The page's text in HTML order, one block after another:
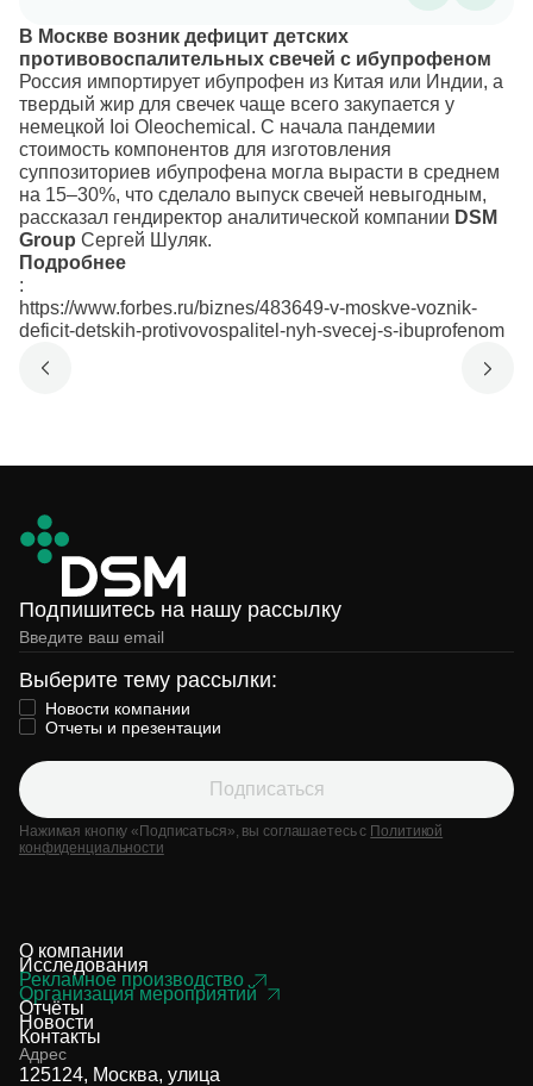
В Москве возник дефицит детских
противовоспалительных свечей с ибупрофеном
Россия импортирует ибупрофен из Китая или Индии, а
твердый жир для свечек чаще всего закупается у
немецкой Ioi Oleochemical. С начала пандемии
стоимость компонентов для изготовления
суппозиториев ибупрофена могла вырасти в среднем
на 15–30%, что сделало выпуск свечей невыгодным,
рассказал гендиректор аналитической компании DSM
Group Сергей Шуляк.
Подробнее
:
https://www.forbes.ru/biznes/483649-v-moskve-voznik-
deficit-detskih-protivovospalitel-nyh-svecej-s-ibuprofenom
Подпишитесь на нашу рассылку
Выберите тему рассылки:
Новости компании
Отчеты и презентации
Подписаться
Нажимая кнопку «Подписаться», вы соглашаетесь с Политикой
конфиденциальности
О компании
Исследования
Рекламное производство
Организация мероприятий
Отчёты
Новости
Контакты
Адрес
125124, Москва, улица